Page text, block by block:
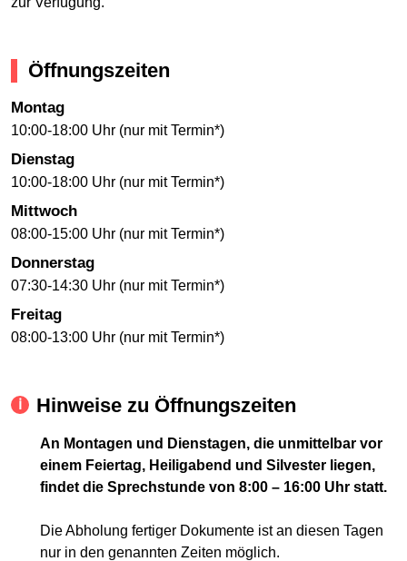
Öffnungszeiten
Montag
10:00-18:00 Uhr (nur mit Termin*)
Dienstag
10:00-18:00 Uhr (nur mit Termin*)
Mittwoch
08:00-15:00 Uhr (nur mit Termin*)
Donnerstag
07:30-14:30 Uhr (nur mit Termin*)
Freitag
08:00-13:00 Uhr (nur mit Termin*)
Hinweise zu Öffnungszeiten
An Montagen und Dienstagen, die unmittelbar vor
einem Feiertag, Heiligabend und Silvester liegen,
findet die Sprechstunde von 8:00 – 16:00 Uhr statt.
Die Abholung fertiger Dokumente ist an diesen Tagen
nur in den genannten Zeiten möglich.